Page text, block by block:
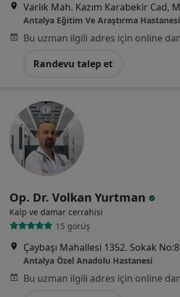
Antalya Eğitim Ve Araştırma Hastanesi
Randevu talep et
Op. Dr. Volkan Yurtman
Kalp ve damar cerrahisi
15 görüş
Antalya Özel Anadolu Hastanesi